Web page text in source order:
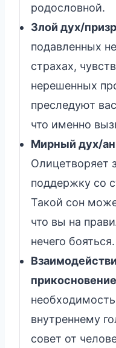
родословной.
Злой дух/
подавленных
страхах,
нерешенных
преследуют
что именно
Мирный дух/
Олицетворяет
поддержку со
Такой сон
что вы на
нечего бояться.
внутреннему
совет от